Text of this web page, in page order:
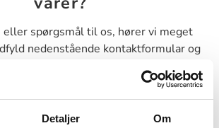
Detaljer Om
eller spørgsmål til os, hører vi meget
nedenstående kontaktformular og